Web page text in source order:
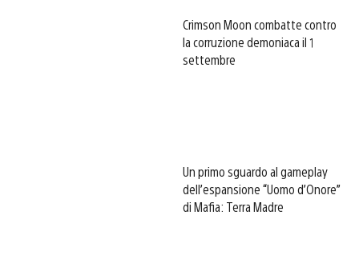
Crimson Moon combatte contro
la corruzione demoniaca il 1
settembre
Un primo sguardo al gameplay
dell’espansione “Uomo d’Onore”
di Mafia: Terra Madre